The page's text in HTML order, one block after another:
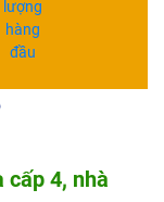
cấp 4, nhà